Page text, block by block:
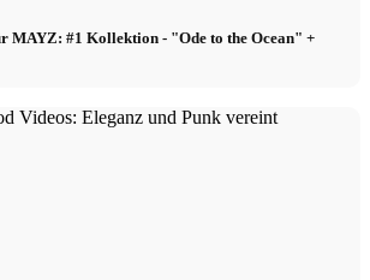
MAYZ: #1 Kollektion - "Ode to the Ocean" +